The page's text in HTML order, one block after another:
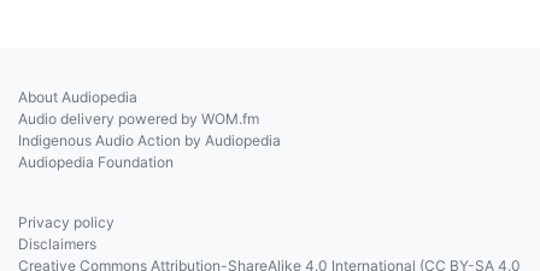
About Audiopedia
Audio delivery powered by WOM.fm
Indigenous Audio Action by Audiopedia
Audiopedia Foundation
Privacy policy
Disclaimers
Creative Commons Attribution-ShareAlike 4.0 International (CC BY-SA 4.0